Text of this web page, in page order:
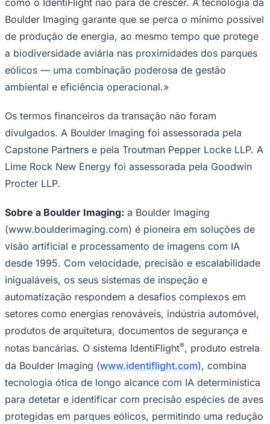
Corinthians
Palmeiras
como o IdentiFlight não para de crescer. A tecnologia da
Boulder Imaging garante que se perca o mínimo possível
de produção de energia, ao mesmo tempo que protege
a biodiversidade aviária nas proximidades dos parques
eólicos — uma combinação poderosa de gestão
ambiental e eficiência operacional.»
Os termos financeiros da transação não foram
divulgados. A Boulder Imaging foi assessorada pela
Capstone Partners e pela Troutman Pepper Locke LLP. A
Lime Rock New Energy foi assessorada pela Goodwin
Procter LLP.
Sobre a Boulder Imaging: a Boulder Imaging
(www.boulderimaging.com) é pioneira em soluções de
visão artificial e processamento de imagens com IA
desde 1995. Com velocidade, precisão e escalabilidade
inigualáveis, os seus sistemas de inspeção e
automatização respondem a desafios complexos em
setores como energias renováveis, indústria automóvel,
produtos de arquitetura, documentos de segurança e
notas bancárias. O sistema IdentiFlight®, produto estrela
da Boulder Imaging (www.identiflight.com), combina
tecnologia ótica de longo alcance com IA determinística
para detetar e identificar com precisão espécies de aves
protegidas em parques eólicos, permitindo uma redução